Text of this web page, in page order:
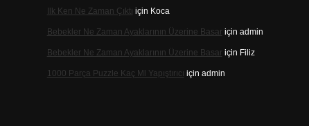
Ilk Ken Ne Zaman Çıktı için Koca
Bebekler Ne Zaman Ayaklarının Üzerine Basariçin admin
Bebekler Ne Zaman Ayaklarının Üzerine Basariçin Filiz
1000 Parça Puzzle Kaç Ml Yapıştırıcı için admin